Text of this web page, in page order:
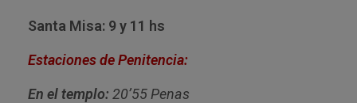
Santa Misa: 9 y 11 hs
Estaciones de Penitencia:
En el templo: 20’55 Penas